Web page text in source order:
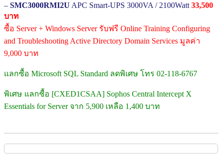
– SMC3000RMI2U APC Smart-UPS 3000VA / 2100Watt 33,500
บาท
ซื้อ Server + Windows Server รับฟรี Online Training Configuring
and Troubleshooting Active Directory Domain Services มูลค่า
9,000 บาท
แลกซื้อ Microsoft SQL Standard ลดพิเศษ โทร 02-118-6767
พิเศษ แลกซื้อ [CXED1CSAA] Sophos Central Intercept X
Essentials for Server จาก 5,900 เหลือ 1,400 บาท